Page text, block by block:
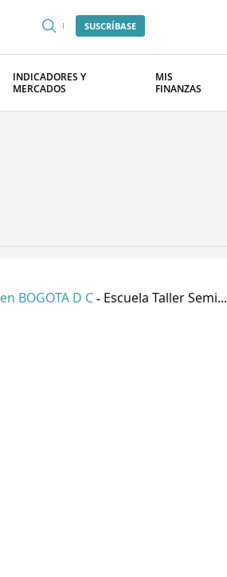
SUSCRÍBASE
INDICADORES Y
MERCADOS
MIS
FINANZAS
BOGOTA D C - Escuela Taller Semi...